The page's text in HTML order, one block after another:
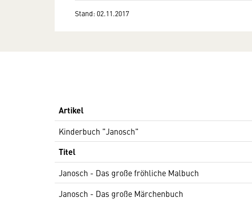
Stand: 02.11.2017
Artikel
Kinderbuch "Janosch"
Titel
Janosch - Das große fröhliche Malbuch
Janosch - Das große Märchenbuch